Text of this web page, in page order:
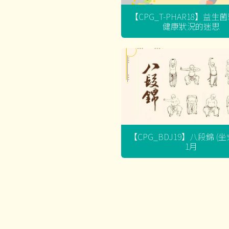
【CPG_T-PHAR18】益生
健康狀況的迷思
【CPG_BDJ19】八段錦 (
1月